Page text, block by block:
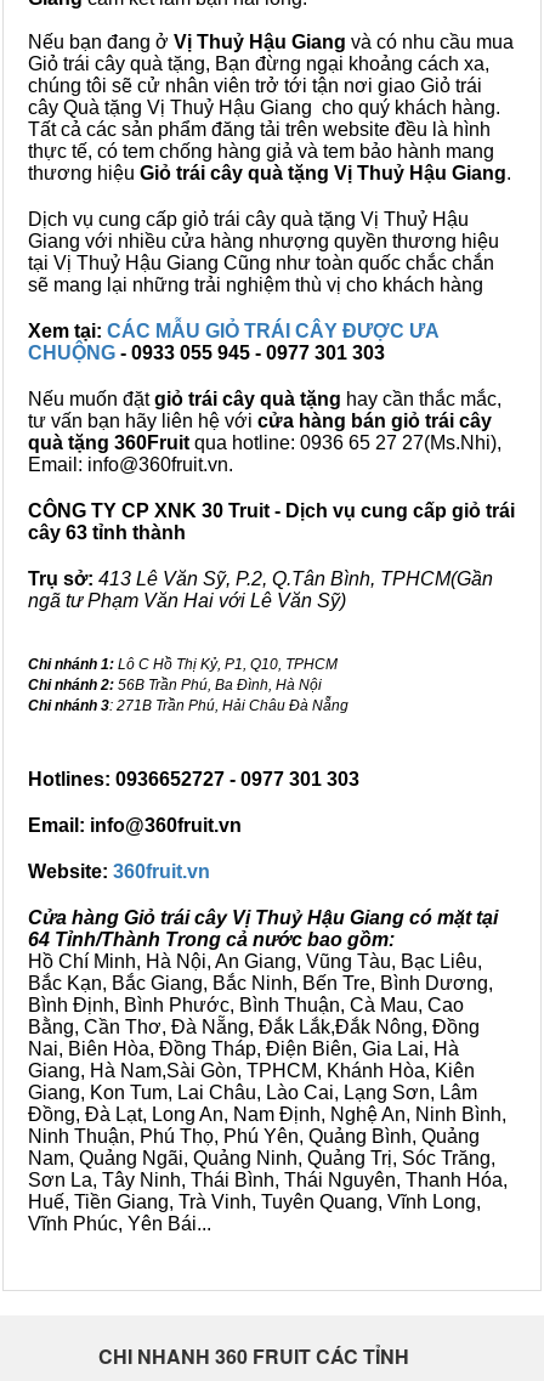
Nếu bạn đang ở Vị Thuỷ Hậu Giang và có nhu cầu mua
Giỏ trái cây quà tặng, Bạn đừng ngại khoảng cách xa,
chúng tôi sẽ cử nhân viên trở tới tận nơi giao Giỏ trái
cây Quà tặng Vị Thuỷ Hậu Giang cho quý khách hàng.
Tất cả các sản phẩm đăng tải trên website đều là hình
thực tế, có tem chống hàng giả và tem bảo hành mang
thương hiệu Giỏ trái cây quà tặng Vị Thuỷ Hậu Giang.
Dịch vụ cung cấp giỏ trái cây quà tặng Vị Thuỷ Hậu
Giang với nhiều cửa hàng nhượng quyền thương hiệu
tại Vị Thuỷ Hậu Giang Cũng như toàn quốc chắc chắn
sẽ mang lại những trải nghiệm thù vị cho khách hàng
Xem tại: CÁC MẪU GIỎ TRÁI CÂY ĐƯỢC ƯA
CHUỘNG - 0933 055 945 - 0977 301 303
Nếu muốn đặtgiỏ trái cây quà tặng hay cần thắc mắc,
tư vấn bạn hãy liên hệ với cửa hàng bán giỏ trái cây
quà tặng 360Fruit qua hotline: 0936 65 27 27(Ms.Nhi),
Email: info@360fruit.vn.
CÔNG TY CP XNK 30 Truit - Dịch vụ cung cấp giỏ trái
cây 63 tỉnh thành
Trụ sở: 413 Lê Văn Sỹ, P.2, Q.Tân Bình, TPHCM(Gần
ngã tư Phạm Văn Hai với Lê Văn Sỹ)
Chi nhánh 1: Lô C Hồ Thị Kỷ, P1, Q10, TPHCM
Chi nhánh 2: 56B Trần Phú, Ba Đình, Hà Nội
Chi nhánh 3: 271B Trần Phú, Hải Châu Đà Nẵng
Hotlines: 0936652727 - 0977 301 303
Email: info@360fruit.vn
Website: 360fruit.vn
Cửa hàng Giỏ trái cây Vị Thuỷ Hậu Giang có mặt tại
64 Tỉnh/Thành Trong cả nước bao gồm:
Hồ Chí Minh, Hà Nội, An Giang, Vũng Tàu, Bạc Liêu,
Bắc Kạn, Bắc Giang, Bắc Ninh, Bến Tre, Bình Dương,
Bình Định, Bình Phước, Bình Thuận, Cà Mau, Cao
Bằng, Cần Thơ, Đà Nẵng, Đắk Lắk,Đắk Nông, Đồng
Nai, Biên Hòa, Đồng Tháp, Điện Biên, Gia Lai, Hà
Giang, Hà Nam,Sài Gòn, TPHCM, Khánh Hòa, Kiên
Giang, Kon Tum, Lai Châu, Lào Cai, Lạng Sơn, Lâm
Đồng, Đà Lạt, Long An, Nam Định, Nghệ An, Ninh Bình,
Ninh Thuận, Phú Thọ, Phú Yên, Quảng Bình, Quảng
Nam, Quảng Ngãi, Quảng Ninh, Quảng Trị, Sóc Trăng,
Sơn La, Tây Ninh, Thái Bình, Thái Nguyên, Thanh Hóa,
Huế, Tiền Giang, Trà Vinh, Tuyên Quang, Vĩnh Long,
Vĩnh Phúc, Yên Bái...
CHI NHANH 360 FRUIT CÁC TỈNH